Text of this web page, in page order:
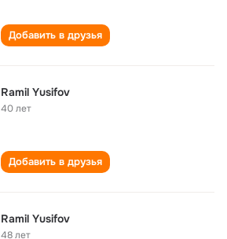
Добавить в друзья
Ramil Yusifov
40 лет
Добавить в друзья
Ramil Yusifov
48 лет